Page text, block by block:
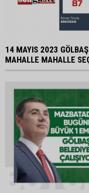
14 MAYIS 2023
MAHALLE MAHALLE